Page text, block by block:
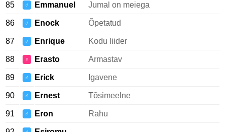
85 ♂ Emmanuel Jumal on meiega
86 ♂ Enock Õpetatud
87 ♂ Enrique Kodu liider
88 ♀ Erasto Armastav
89 ♂ Erick Igavene
90 ♂ Ernest Tõsimeelne
91 ♂ Eron Rahu